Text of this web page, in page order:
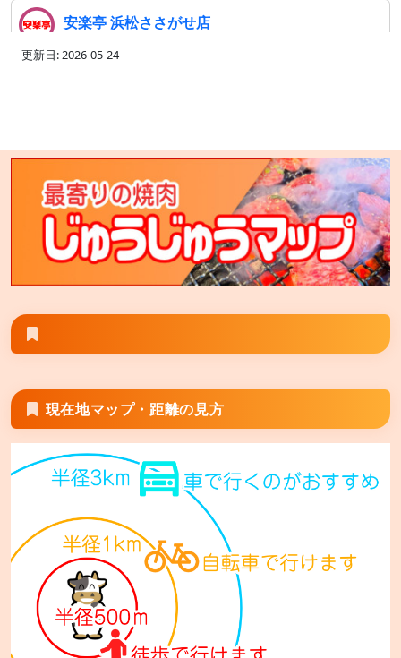
安楽亭 浜松ささがせ店
足柄上郡大井町上大井233−1
安楽亭 三郷店
三郷市上彦名106−1
安楽亭 相模原九沢橋店
富士見市鶴馬1−13−22
安楽亭 座間店
座間市相模が丘1−5−36
安楽亭 厚木船子店
厚木市船子64−1
安楽亭 大和店
大和市深見台4−15−1
更新日: 2026-05-24
現在地マップ・距離の見方